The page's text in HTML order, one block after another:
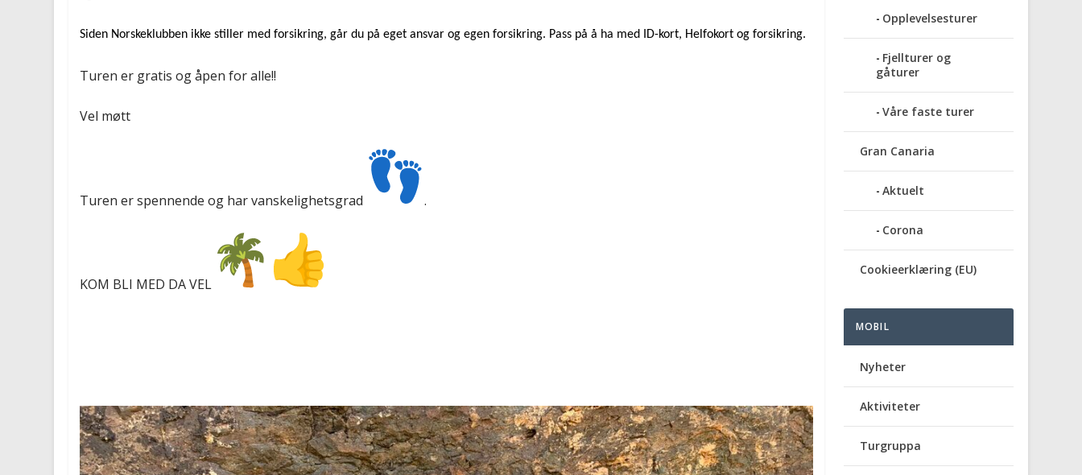
Siden Norskeklubben ikke stiller med forsikring, går du på eget ansvar og egen forsikring. Pass på å ha med ID-kort, Helfokort og forsikring.
Turen er gratis og åpen for alle!!
Vel møtt
Turen er spennende og har vanskelighetsgrad .
KOM BLI MED DA VEL
Opplevelsesturer
Fjellturer og
gåturer
Våre faste turer
Gran Canaria
Aktuelt
Corona
Cookieerklæring (EU)
MOBIL
Nyheter
Aktiviteter
Turgruppa